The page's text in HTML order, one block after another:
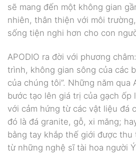
sẽ mang đến một không gian
nhiên, thân thiện với môi
sống tiện nghi hơn cho con
APODIO ra đời với phương
trình, không gian sông của các
của chúng tôi”. Những năm qua
bước tạo lên giá trị của gạch ốp
với cảm hứng từ các vật liệu đá
đó là đá granite, gỗ, xi măng;
bằng tay khắp thế giới được thu
từ những nghệ sĩ tài hoa người